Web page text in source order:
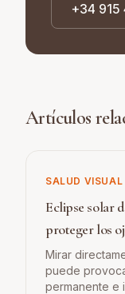
+34 915
Artículos
SALUD VISUAL
Eclipse solar
proteger los
Mirar
puede
permanente e